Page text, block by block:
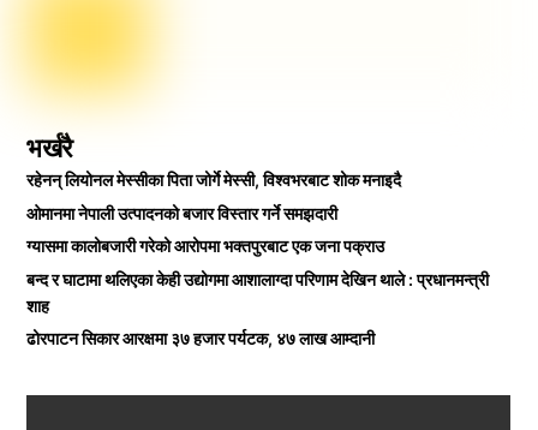
भर्खरै
रहेनन् लियोनल मेस्सीका पिता जोर्गे मेस्सी, विश्वभरबाट शोक मनाइदै
ओमानमा नेपाली उत्पादनको बजार विस्तार गर्ने समझदारी
ग्यासमा कालोबजारी गरेको आरोपमा भक्तपुरबाट एक जना पक्राउ
बन्द र घाटामा थलिएका केही उद्योगमा आशालाग्दा परिणाम देखिन थाले : प्रधानमन्त्री
शाह
ढोरपाटन सिकार आरक्षमा ३७ हजार पर्यटक, ४७ लाख आम्दानी